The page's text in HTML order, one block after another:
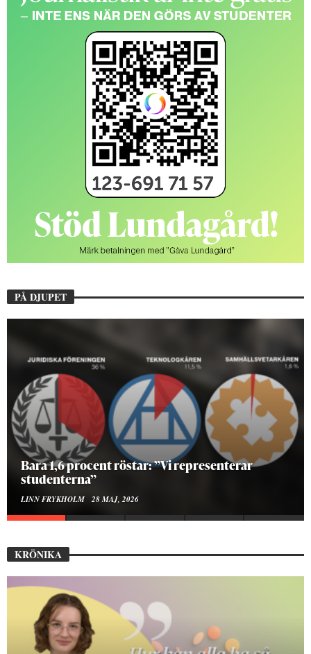
PÅ DJUPET
Hur bygger man en Lundakarneval?
ELISE RALSTON SAMUELSON 24 MAJ, 2026
KRÖNIKA